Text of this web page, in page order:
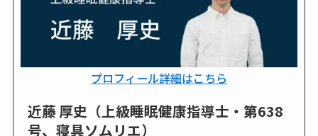
プロフィール詳細はこちら
近藤 厚史（上級睡眠健康指導士・第638
号、寝具ソムリエ）